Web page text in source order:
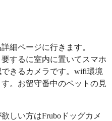
細ページに行きます。
するに室内に置いてスマホ
きるカメラです。wifi環境
。お留守番中のペットの見
しい方はFruboドッグカメ